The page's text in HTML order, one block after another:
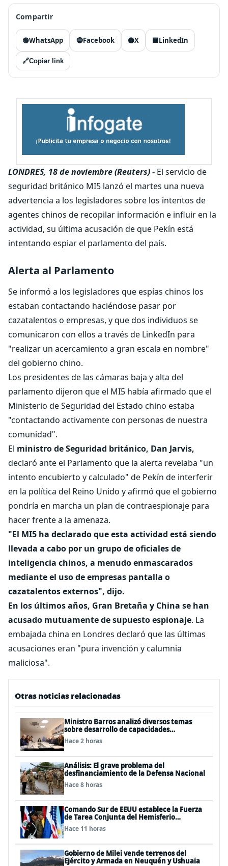
Compartir
🟢WhatsApp 🔵Facebook ⚫X 🟦LinkedIn
🔗Copiar link
LONDRES, 18 de noviembre (Reuters) - El servicio de
seguridad británico MI5 lanzó el martes una nueva
advertencia a los legisladores sobre los intentos de
agentes chinos de recopilar información e influir en la
actividad, su última acusación de que Pekín está
intentando espiar el parlamento del país.
Alerta al Parlamento
Se informó a los legisladores que espías chinos los
estaban contactando haciéndose pasar por
cazatalentos o empresas, y que dos individuos se
comunicaron con ellos a través de LinkedIn para
"realizar un acercamiento a gran escala en nombre"
del gobierno chino.
Los presidentes de las cámaras baja y alta del
parlamento dijeron que el MI5 había afirmado que el
Ministerio de Seguridad del Estado chino estaba
"contactando activamente con personas de nuestra
comunidad".
El ministro de Seguridad británico, Dan Jarvis,
declaró ante el Parlamento que la alerta revelaba "un
intento encubierto y calculado" de Pekín de interferir
en la política del Reino Unido y afirmó que el gobierno
pondría en marcha un plan de contraespionaje para
hacer frente a la amenaza.
"El MI5 ha declarado que esta actividad está siendo
llevada a cabo por un grupo de oficiales de
inteligencia chinos, a menudo enmascarados
mediante el uso de empresas pantalla o
cazatalentos externos", dijo.
En los últimos años, Gran Bretaña y China se han
acusado mutuamente de supuesto espionaje. La
embajada china en Londres declaró que las últimas
acusaciones eran "pura invención y calumnia
maliciosa".
Otras noticias relacionadas
Ministro Barros analizó diversos temas
sobre desarrollo de capacidades
estratégicas en sesión del Consejo de
Política Espacial
Hace 2 horas
Análisis: El grave problema del
desfinanciamiento de la Defensa Nacional
Hace 8 horas
Comando Sur de EEUU establece la Fuerza
de Tarea Conjunta del Hemisferio
Occidental: Incluye a Chile
Hace 11 horas
Gobierno de Milei vende terrenos del
Ejército y Armada en Neuquén y Ushuaia